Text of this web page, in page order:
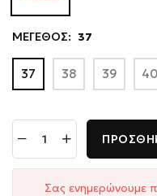
ΜΕΓΕΘΟΣ: 37
37 38 39 40
Σας ενημερώνουμε